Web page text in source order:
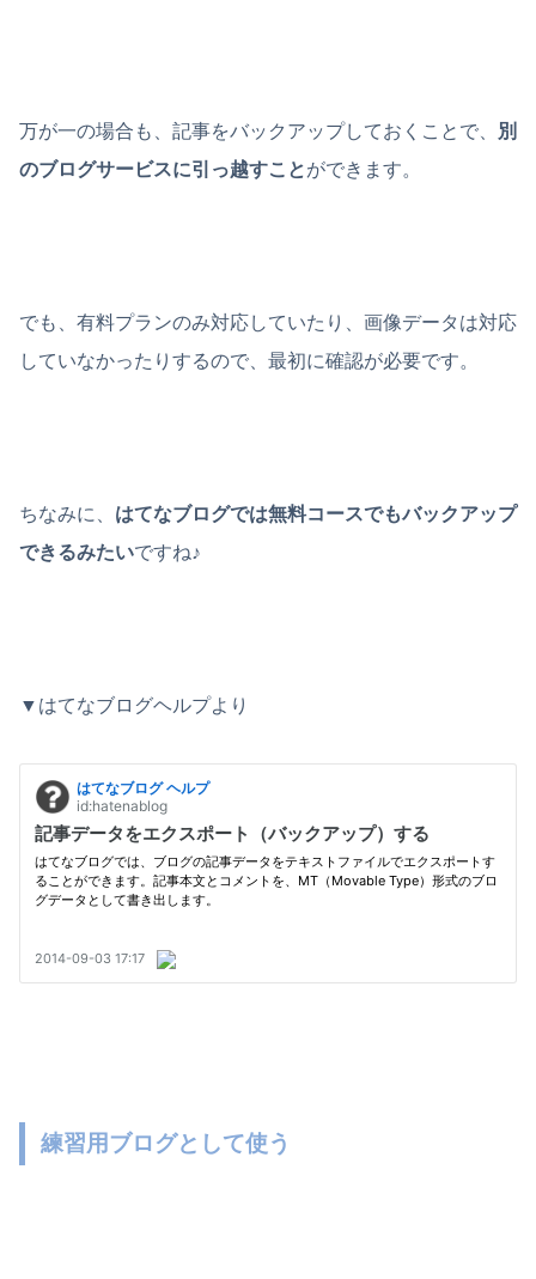
万が一の場合も、記事をバックアップしておくことで、 別
のブログサービスに引っ越すことができます。
でも、有料プランのみ対応していたり、画像データは対応
していなかったりするので、最初に確認が必要です。
ちなみに、 はてなブログでは無料コースでもバックアップ
できるみたいですね♪
▼はてなブログヘルプより
練習用ブログとして使う